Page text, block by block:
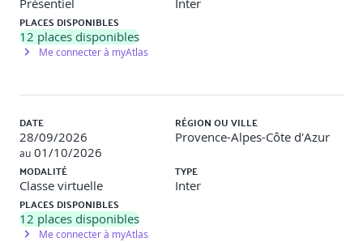
Présentiel Inter
PLACES DISPONIBLES
12 places disponibles
Me connecter à myAtlas
DATE
28/09/2026
au 01/10/2026
RÉGION OU VILLE
Provence-Alpes-Côte d'Azur
MODALITÉ
Classe virtuelle
TYPE
Inter
PLACES DISPONIBLES
12 places disponibles
Me connecter à myAtlas